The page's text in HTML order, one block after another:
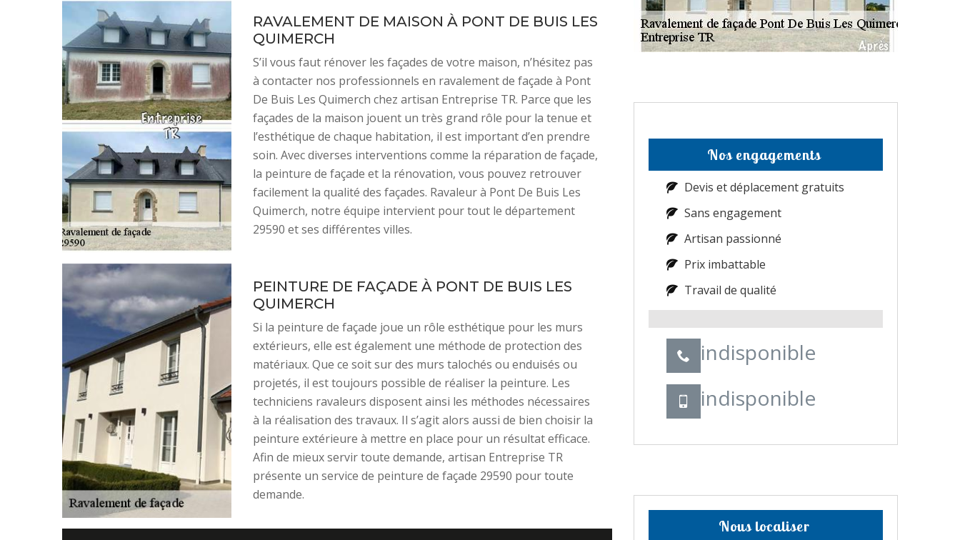
RAVALEMENT DE MAISON À PONT DE BUIS LES
QUIMERCH
S’il vous faut rénover les façades de votre maison, n’hésitez pas
à contacter nos professionnels en ravalement de façade à Pont
De Buis Les Quimerch chez artisan Entreprise TR. Parce que les
façades de la maison jouent un très grand rôle pour la tenue et
l’esthétique de chaque habitation, il est important d’en prendre
soin. Avec diverses interventions comme la réparation de façade,
la peinture de façade et la rénovation, vous pouvez retrouver
facilement la qualité des façades. Ravaleur à Pont De Buis Les
Quimerch, notre équipe intervient pour tout le département
29590 et ses différentes villes.
PEINTURE DE FAÇADE À PONT DE BUIS LES
QUIMERCH
Si la peinture de façade joue un rôle esthétique pour les murs
extérieurs, elle est également une méthode de protection des
matériaux. Que ce soit sur des murs talochés ou enduisés ou
projetés, il est toujours possible de réaliser la peinture. Les
techniciens ravaleurs disposent ainsi les méthodes nécessaires
à la réalisation des travaux. Il s’agit alors aussi de bien choisir la
peinture extérieure à mettre en place pour un résultat efficace.
Afin de mieux servir toute demande, artisan Entreprise TR
présente un service de peinture de façade 29590 pour toute
demande.
Nos engagements
Devis et déplacement gratuits
Sans engagement
Artisan passionné
Prix imbattable
Travail de qualité
indisponible
indisponible
Nous localiser